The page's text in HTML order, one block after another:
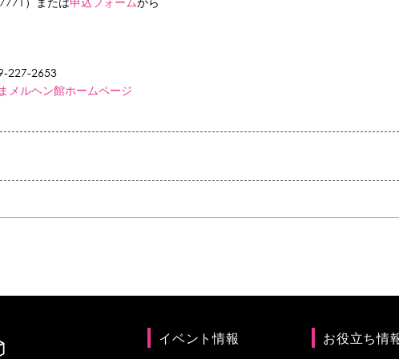
227-2653
メルヘン館ホームページ
イベント情報 お役立ち情